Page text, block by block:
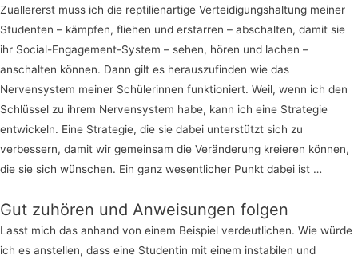
Zuallererst muss ich die reptilienartige Verteidigungshaltung meiner
Studenten – kämpfen, fliehen und erstarren – abschalten, damit sie
ihr Social-Engagement-System – sehen, hören und lachen –
anschalten können. Dann gilt es herauszufinden wie das
Nervensystem meiner Schülerinnen funktioniert. Weil, wenn ich den
Schlüssel zu ihrem Nervensystem habe, kann ich eine Strategie
entwickeln. Eine Strategie, die sie dabei unterstützt sich zu
verbessern, damit wir gemeinsam die Veränderung kreieren können,
die sie sich wünschen. Ein ganz wesentlicher Punkt dabei ist …
Gut zuhören und Anweisungen folgen
Lasst mich das anhand von einem Beispiel verdeutlichen. Wie würde
ich es anstellen, dass eine Studentin mit einem instabilen und